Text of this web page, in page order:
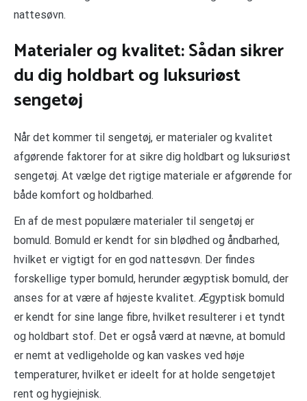
nattesøvn.
Materialer og kvalitet: Sådan sikrer
du dig holdbart og luksuriøst
sengetøj
Når det kommer til sengetøj, er materialer og kvalitet
afgørende faktorer for at sikre dig holdbart og luksuriøst
sengetøj. At vælge det rigtige materiale er afgørende for
både komfort og holdbarhed.
En af de mest populære materialer til sengetøj er
bomuld. Bomuld er kendt for sin blødhed og åndbarhed,
hvilket er vigtigt for en god nattesøvn. Der findes
forskellige typer bomuld, herunder ægyptisk bomuld, der
anses for at være af højeste kvalitet. Ægyptisk bomuld
er kendt for sine lange fibre, hvilket resulterer i et tyndt
og holdbart stof. Det er også værd at nævne, at bomuld
er nemt at vedligeholde og kan vaskes ved høje
temperaturer, hvilket er ideelt for at holde sengetøjet
rent og hygiejnisk.